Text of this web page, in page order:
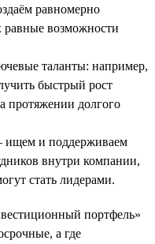
равномерно
равные возможности
таланты: например,
быстрый рост
протяжении долгого
и поддерживаем
внутри компании,
стать лидерами.
портфель»
а где